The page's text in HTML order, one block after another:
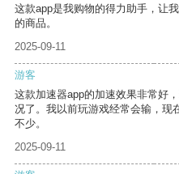
这款app是我购物的得力助手，让
的商品。
2025-09-11
游客
这款加速器app的加速效果非常好
况了。我以前玩游戏经常会输，现
不少。
2025-09-11